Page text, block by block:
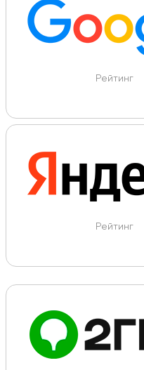
Рейтинг
Рейтинг